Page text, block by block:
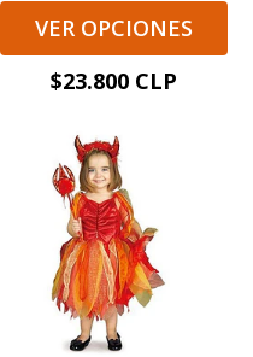
VER OPCIONES
$23.800 CLP